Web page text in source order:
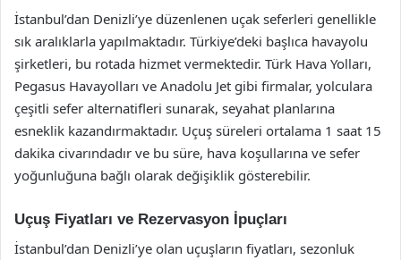
İstanbul’dan Denizli’ye düzenlenen uçak seferleri genellikle
sık aralıklarla yapılmaktadır. Türkiye’deki başlıca havayolu
şirketleri, bu rotada hizmet vermektedir. Türk Hava Yolları,
Pegasus Havayolları ve Anadolu Jet gibi firmalar, yolculara
çeşitli sefer alternatifleri sunarak, seyahat planlarına
esneklik kazandırmaktadır. Uçuş süreleri ortalama 1 saat 15
dakika civarındadır ve bu süre, hava koşullarına ve sefer
yoğunluğuna bağlı olarak değişiklik gösterebilir.
Uçuş Fiyatları ve Rezervasyon İpuçları
İstanbul’dan Denizli’ye olan uçuşların fiyatları, sezonluk